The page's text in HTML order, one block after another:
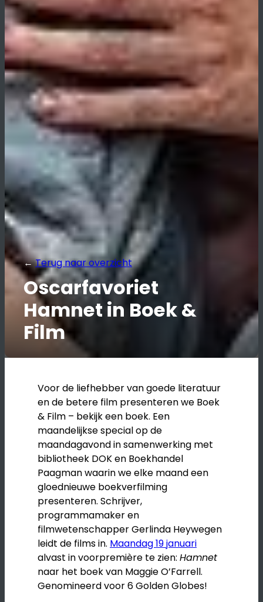
←Terug naar overzicht
Oscarfavoriet
Hamnet in Boek &
Film
Voor de liefhebber van goede literatuur
en de betere film presenteren we Boek
& Film – bekijk een boek. Een
maandelijkse special op de
maandagavond in samenwerking met
bibliotheek DOK en Boekhandel
Paagman waarin we elke maand een
gloednieuwe boekverfilming
presenteren. Schrijver,
programmamaker en
filmwetenschapper Gerlinda Heywegen
leidt de films in. Maandag 19 januari
alvast in voorpremière te zien: Hamnet
naar het boek van Maggie O’Farrell.
Genomineerd voor 6 Golden Globes!